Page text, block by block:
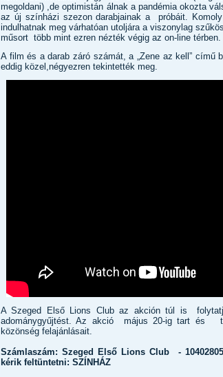
megoldani) ,de optimistán álnak a pandémia okozta
az új színházi szezon darabjainak a próbáit.
indulhatnak meg várhatóan utoljára a viszonylag
műsort több mint ezren nézték végig az on-line térben.
A film és a darab záró számát, a „Zene az kell” című
eddig közel,négyezren tekintették meg.
A Szeged Első Lions Club az akción túl is
adománygyűjtést. Az akció május 20-ig tart és
közönség felajánlásait.
Számlaszám: Szeged Első Lions Club -
kérik feltüntetni: SZÍNHÁZ